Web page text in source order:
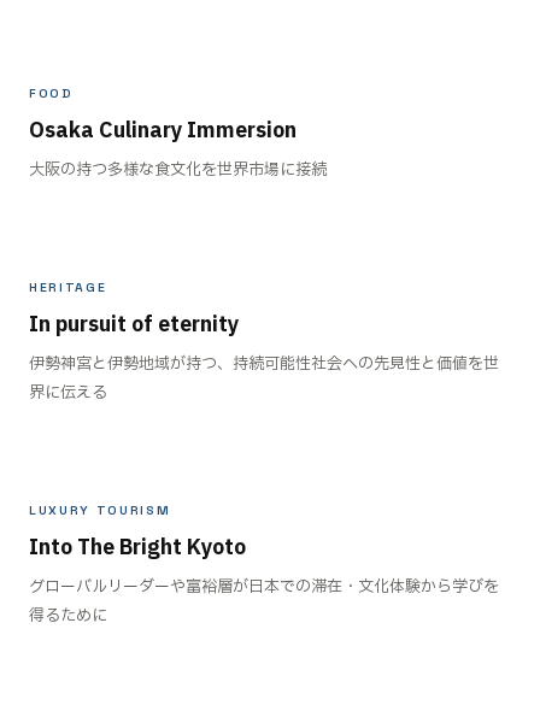
FOOD
Osaka Culinary Immersion
大阪の持つ多様な食文化を世界市場に接続
HERITAGE
In pursuit of eternity
伊勢神宮と伊勢地域が持つ、持続可能性社会への先見性と価値を世
界に伝える
LUXURY TOURISM
Into The Bright Kyoto
グローバルリーダーや富裕層が日本での滞在・文化体験から学びを
得るために